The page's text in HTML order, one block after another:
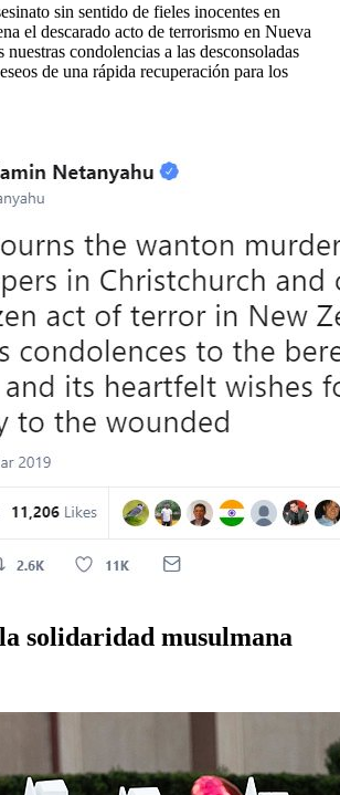
sin sentido de fieles inocentes en
el descarado acto de terrorismo en Nueva
nuestras condolencias a las desconsoladas
de una rápida recuperación para los
solidaridad musulmana